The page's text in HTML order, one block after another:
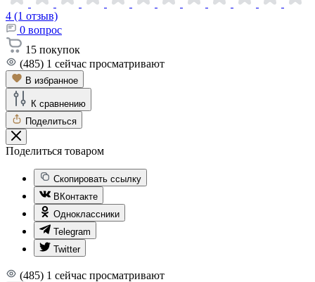
4 (1 отзыв)
0 вопрос
15 покупок
(485) 1 сейчас просматривают
В избранное
К сравнению
Поделиться
Поделиться товаром
Скопировать ссылку
ВКонтакте
Одноклассники
Telegram
Twitter
(485) 1 сейчас просматривают